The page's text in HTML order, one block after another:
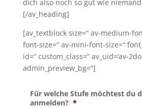
dich also noch so gut wie
[/av_heading]
[av_textblock size=“ av-medium-
font-size=“ av-mini-font-size=“
id=“ custom_class=“ av_uid=’av-
admin_preview_bg=“]
Für welche Stufe möchtest du
anmelden? *